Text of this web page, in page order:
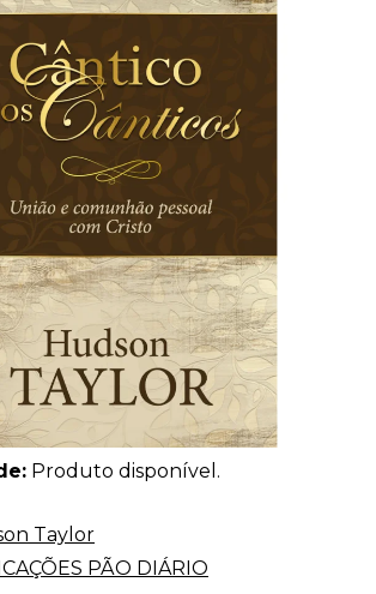
Produto disponível.
Taylor
PÃO DIÁRIO